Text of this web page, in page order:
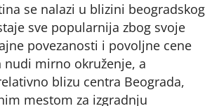
se nalazi u blizini beogradskog
sve popularnija zbog svoje
povezanosti i povoljne cene
nudi mirno okruženje, a
blizu centra Beograda,
mestom za izgradnju